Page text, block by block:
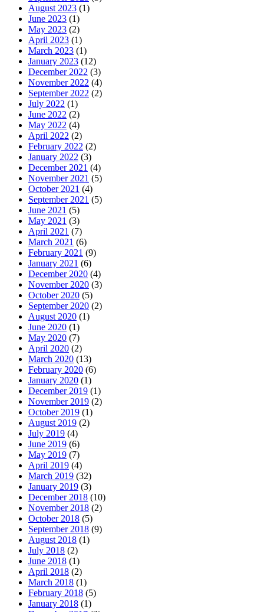
August 2023 (1)
June 2023 (1)
May 2023 (2)
April 2023 (1)
March 2023 (1)
January 2023 (12)
December 2022 (3)
November 2022 (4)
September 2022 (2)
July 2022 (1)
June 2022 (2)
May 2022 (4)
April 2022 (2)
February 2022 (2)
January 2022 (3)
December 2021 (4)
November 2021 (5)
October 2021 (4)
September 2021 (5)
June 2021 (5)
May 2021 (3)
April 2021 (7)
March 2021 (6)
February 2021 (9)
January 2021 (6)
December 2020 (4)
November 2020 (3)
October 2020 (5)
September 2020 (2)
August 2020 (1)
June 2020 (1)
May 2020 (7)
April 2020 (2)
March 2020 (13)
February 2020 (6)
January 2020 (1)
December 2019 (1)
November 2019 (2)
October 2019 (1)
August 2019 (2)
July 2019 (4)
June 2019 (6)
May 2019 (7)
April 2019 (4)
March 2019 (32)
January 2019 (3)
December 2018 (10)
November 2018 (2)
October 2018 (5)
September 2018 (9)
August 2018 (1)
July 2018 (2)
June 2018 (1)
April 2018 (2)
March 2018 (1)
February 2018 (5)
January 2018 (1)